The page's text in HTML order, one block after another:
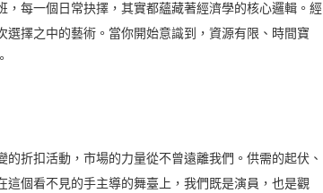
每一個日常抉擇，其實都蘊藏著經濟學的核心邏輯。經
擇之中的藝術。當你開始意識到，資源有限、時間寶
折扣活動，市場的力量從不曾遠離我們。供需的起伏、
個看不見的手主導的舞臺上，我們既是演員，也是觀